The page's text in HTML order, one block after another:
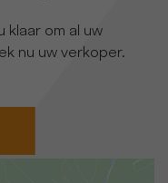
klaar om al uw
nu uw verkoper.